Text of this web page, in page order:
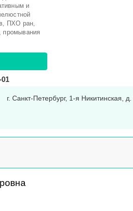
и
ПХО ран,
промывания
01
г. Санкт-Петербург, 1-я Никитинская,